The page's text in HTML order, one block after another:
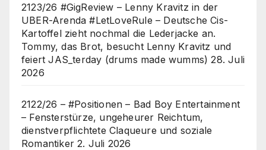
2123/26 #GigReview – Lenny Kravitz in der
UBER-Arenda #LetLoveRule – Deutsche Cis-
Kartoffel zieht nochmal die Lederjacke an.
Tommy, das Brot, besucht Lenny Kravitz und
feiert JAS_terday (drums made wumms) 28. Juli
2026
2122/26 – #Positionen – Bad Boy Entertainment
– Fensterstürze, ungeheurer Reichtum,
dienstverpflichtete Claqueure und soziale
Romantiker 2. Juli 2026